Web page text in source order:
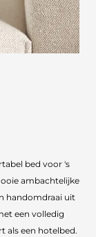
bed voor 's
ambachtelijke
handomdraai uit
een volledig
als een hotelbed.